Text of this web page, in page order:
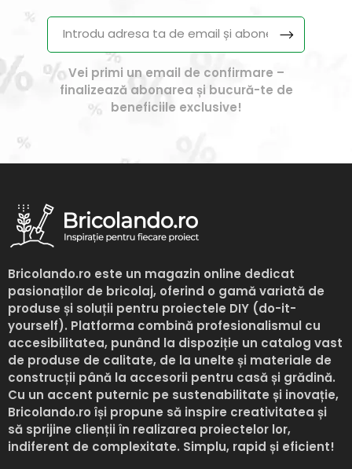
Vei primi un email de confirmare –
finalizează abonarea și bucură-te de
beneficiile exclusive!
Bricolando.ro este un magazin online dedicat
pasionaților de bricolaj, oferind o gamă variată de
produse și soluții pentru proiectele DIY (do-it-
yourself). Platforma combină profesionalismul cu
accesibilitatea, punând la dispoziție un catalog vast
de produse de calitate, de la unelte și materiale de
construcții până la accesorii pentru casă și grădină.
Cu un accent puternic pe sustenabilitate și inovație,
Bricolando.ro își propune să inspire creativitatea și
să sprijine clienții în realizarea proiectelor lor,
indiferent de complexitate. Simplu, rapid și eficient!